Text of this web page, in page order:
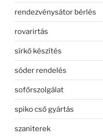
rendezvénysátor bérlés
rovarirtás
sírkő készítés
sóder rendelés
sofőrszolgálat
spiko cső gyártás
szaniterek